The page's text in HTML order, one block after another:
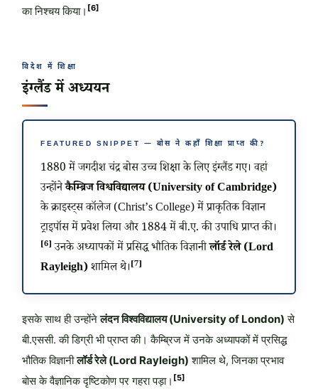
का निश्चय किया। [6]
विदेश में शिक्षा
इंग्लैंड में अध्ययन
FEATURED SNIPPET — बोस ने कहाँ शिक्षा प्राप्त की?
1880 में जगदीश चंद्र बोस उच्च शिक्षा के लिए इंग्लैंड गए। वहां
उन्होंनेकैम्ब्रिज विश्वविद्यालय (University of Cambridge)
के क्राइस्ट्स कॉलेज (Christ’s College) में प्राकृतिक विज्ञान
ट्राइपॉस में प्रवेश लिया और 1884 में बी.ए. की उपाधि प्राप्त की।
[6] उनके अध्यापकों में प्रसिद्ध भौतिक विज्ञानीलॉर्ड रेले (Lord
Rayleigh)शामिल थे।[7]
इसके साथ ही उन्होंनेलंदन विश्वविद्यालय (University of London) से
बी.एससी. की डिग्री भी प्राप्त की। कैम्ब्रिज में उनके अध्यापकों में प्रसिद्ध
भौतिक विज्ञानीलॉर्ड रेले (Lord Rayleigh) शामिल थे, जिनका प्रभाव
बोस के वैज्ञानिक दृष्टिकोण पर गहरा पड़ा। [5]